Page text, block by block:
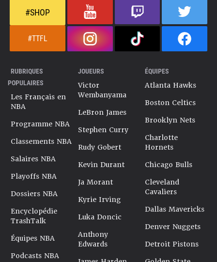
#SHOP
#TTFL
RUBRIQUES
POPULAIRES
Les Français en
NBA
Programme NBA
Classements NBA
Salaires NBA
Playoffs NBA
Dossiers NBA
Encyclopédie
TrashTalk
Équipes NBA
Podcasts NBA
JOUEURS
Victor
Wembanyama
LeBron James
Stephen Curry
Rudy Gobert
Kevin Durant
Ja Morant
Kyrie Irving
Luka Doncic
Anthony
Edwards
ÉQUIPES
Atlanta Hawks
Boston Celtics
Brooklyn Nets
Charlotte
Hornets
Chicago Bulls
Cleveland
Cavaliers
Dallas Mavericks
Denver Nuggets
Detroit Pistons